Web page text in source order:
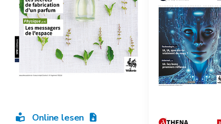
Online lesen